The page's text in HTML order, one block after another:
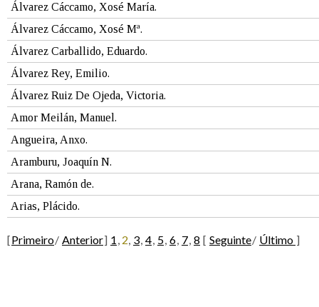
Álvarez Cáccamo, Xosé María.
Álvarez Cáccamo, Xosé Mª.
Álvarez Carballido, Eduardo.
Álvarez Rey, Emilio.
Álvarez Ruiz De Ojeda, Victoria.
Amor Meilán, Manuel.
Angueira, Anxo.
Aramburu, Joaquín N.
Arana, Ramón de.
Arias, Plácido.
[Primeiro/ Anterior] 1 , 2, 3, 4, 5, 6, 7, 8 [ Seguinte/ Último ]